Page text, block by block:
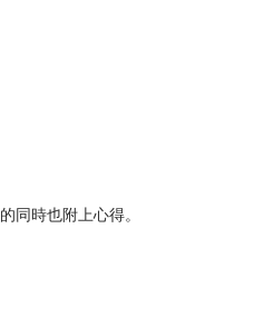
同時也附上心得。